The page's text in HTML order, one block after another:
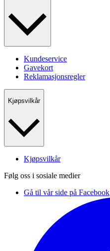
Kundeservice
Gavekort
Reklamasjonsregler
Kjøpsvilkår
Kjøpsvilkår
Følg oss i sosiale medier
Gå til vår side på Facebook